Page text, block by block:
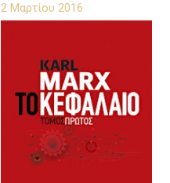
2 Μαρτίου 2016